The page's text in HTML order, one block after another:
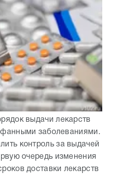
выдачи лекарств
заболеваниями.
контроль за выдачей
очередь изменения
доставки лекарств